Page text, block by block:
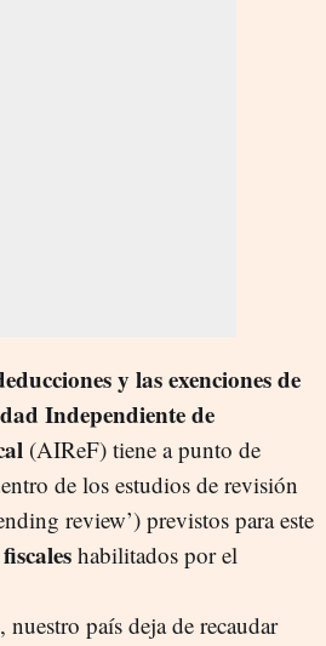
y las exenciones de
Independiente de
(AIReF) tiene a punto de
de los estudios de revisión
review’) previstos para este
habilitados por el
país deja de recaudar